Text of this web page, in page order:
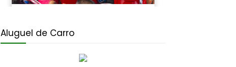
Aluguel de Carro